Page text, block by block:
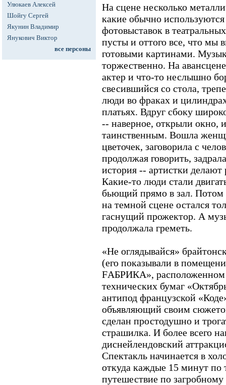
Улюкаев Алексей
Шойгу Сергей
Якунин Владимир
Янукович Виктор
все персоны
На сцене несколько
какие обычно
фотовыставок в
пусты и оттого все, что мы
готовыми картинами.
торжественно. На
актер и что-то неслышно
свесившийся со стола,
люди во фраках и
платьях. Вдруг сбоку
-- наверное, открыли окно,
таинственным. Вошла
цветочек, заговорила с
продолжая говорить,
история -- артистки делают
Какие-то люди стали
бьющий прямо в зал. Потом
на темной сцене остался
гаснущий прожектор. А
продолжала греметь.
«Не оглядывайся»
(его показывали в
FАБРИКА»,
технических бумаг
антипод французской
объявляющий своим
сделан простодушно и
страшилка. И более всего
диснейлендовский
Спектакль начинается в
откуда каждые 15 минут по
путешествие по